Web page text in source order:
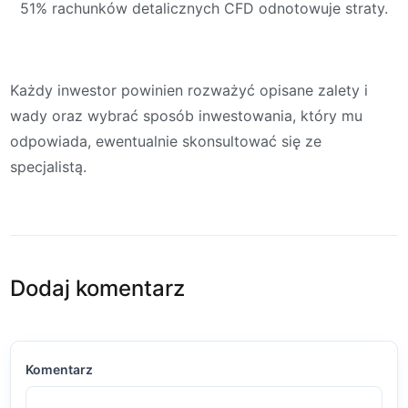
51% rachunków detalicznych CFD odnotowuje straty.
Każdy inwestor powinien rozważyć opisane zalety i
wady oraz wybrać sposób inwestowania, który mu
odpowiada, ewentualnie skonsultować się ze
specjalistą.
Dodaj komentarz
Komentarz